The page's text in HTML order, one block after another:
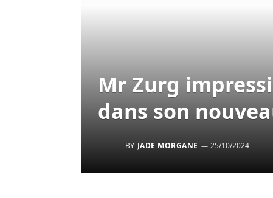
Mr Zurg
dans son
BY JADE MORGANE 25/10/2024